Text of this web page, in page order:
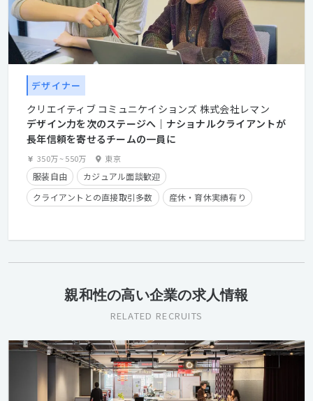
デザイナー
クリエイティブ コミュニケイションズ 株式会社レマン
デザイン力を次のステージへ｜ナショナルクライアントが
長年信頼を寄せるチームの一員に
350万~550万 東京
服装自由
カジュアル面談歓迎
クライアントとの直接取引多数
産休・育休実績有り
親和性の高い企業の求人情報
RELATED RECRUITS